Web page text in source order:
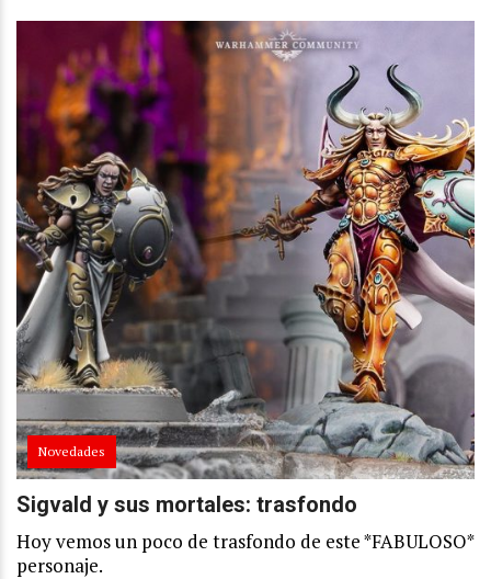
Novedades
Sigvald y sus mortales: trasfondo
Hoy vemos un poco de trasfondo de este *FABULOSO*
personaje.